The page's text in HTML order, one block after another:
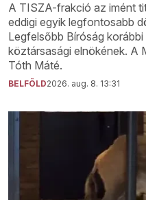
A TISZA-frakció az imént
eddigi egyik legfontosabb
Legfelsőbb Bíróság
köztársasági elnökének. A
Tóth Máté.
BELFÖLD2026. aug. 8. 13:31